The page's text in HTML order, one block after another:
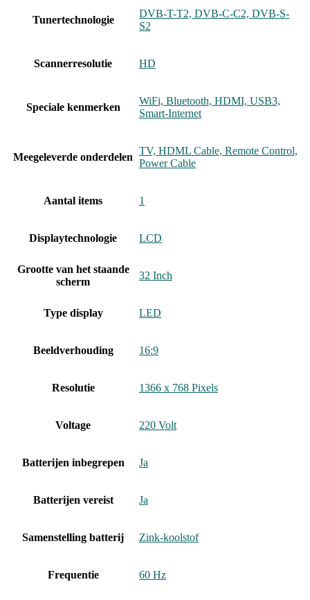
Tunertechnologie
‎DVB-T-T2, DVB-C-C2, DVB-S-
S2
Scannerresolutie ‎HD
Speciale kenmerken
‎WiFi, Bluetooth, HDMI, USB3,
Smart-Internet
Meegeleverde onderdelen
‎TV, HDML Cable, Remote Control,
Power Cable
Aantal items ‎1
Displaytechnologie ‎LCD
Grootte van het staande
scherm
‎32 Inch
Type display ‎LED
Beeldverhouding ‎16:9
Resolutie ‎1366 x 768 Pixels
Voltage ‎220 Volt
Batterijen inbegrepen ‎Ja
Batterijen vereist ‎Ja
Samenstelling batterij ‎Zink-koolstof
Frequentie ‎60 Hz